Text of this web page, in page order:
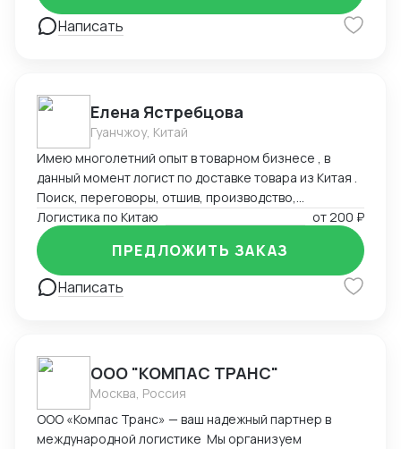
Написать
Елена Ястребцова
Гуанчжоу, Китай
Имею многолетний опыт в товарном бизнесе , в
данный момент логист по доставке товара из Китая .
Поиск, переговоры, отшив, производство,
траспортировка , аналитика товара под клиента.
Любые товары, выбор маршрутов, отсрочки
платежей , выбор способа оплаты , документация.
Логистика по Китаю от200 ₽
Написать
ПРЕДЛОЖИТЬ ЗАКАЗ
ООО "КОМПАС ТРАНС"
Москва, Россия
ООО «Компас Транс» — ваш надежный партнер в
международной логистике Мы организуем